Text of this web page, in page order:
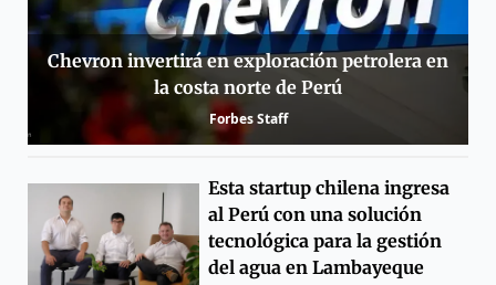
Chevron invertirá en exploración petrolera en
la costa norte de Perú
Forbes Staff
Esta startup chilena ingresa
al Perú con una solución
tecnológica para la gestión
del agua en Lambayeque